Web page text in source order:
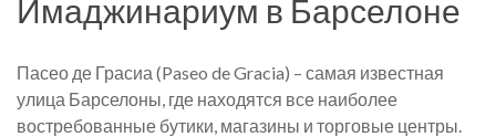
Имаджинариум в Барселоне
Пасео де Грасиа (Paseo de Gracia) – самая известная
улица Барселоны, где находятся все наиболее
востребованные бутики, магазины и торговые центры.